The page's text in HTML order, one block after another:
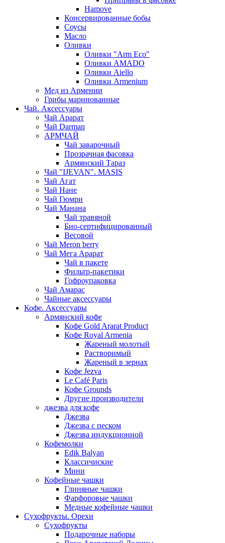
Hamove
Консервированные бобы
Соусы
Масло
Оливки
Оливки "Arm Eco"
Оливки AMADO
Оливки Aiello
Оливки Armenium
Мед из Армении
Грибы маринованные
Чай. Аксессуары
Чай Арарат
Чай Darman
АРМЧАЙ
Чай заварочный
Прозрачная фасовка
Армянский Тараз
Чай "IJEVAN". MASIS
Чай Агат
Чай Нане
Чай Гюмри
Чай Манана
Чай травяной
Био-сертифицированный
Весовой
Чай Meron berry
Чай Мега Арарат
Чай в пакете
Фильтр-пакетики
Гофроупаковка
Чай Амарас
Чайные аксессуары
Кофе. Аксессуары
Армянский кофе
Кофе Gold Ararat Product
Кофе Royal Armenia
Жареный молотый
Растворимый
Жареный в зернах
Кофе Jezva
Le Café Paris
Кофе Grounds
Другие производители
джезва для кофе
Джезва
Джезва с песком
Джезва индукционной
Кофемолки
Edik Balyan
Классичиские
Мини
Кофейные чашки
Глиняные чашки
Фарфоровые чашки
Медные кофейные чашки
Сухофрукты. Орехи
Сухофрукты
Подарочные наборы